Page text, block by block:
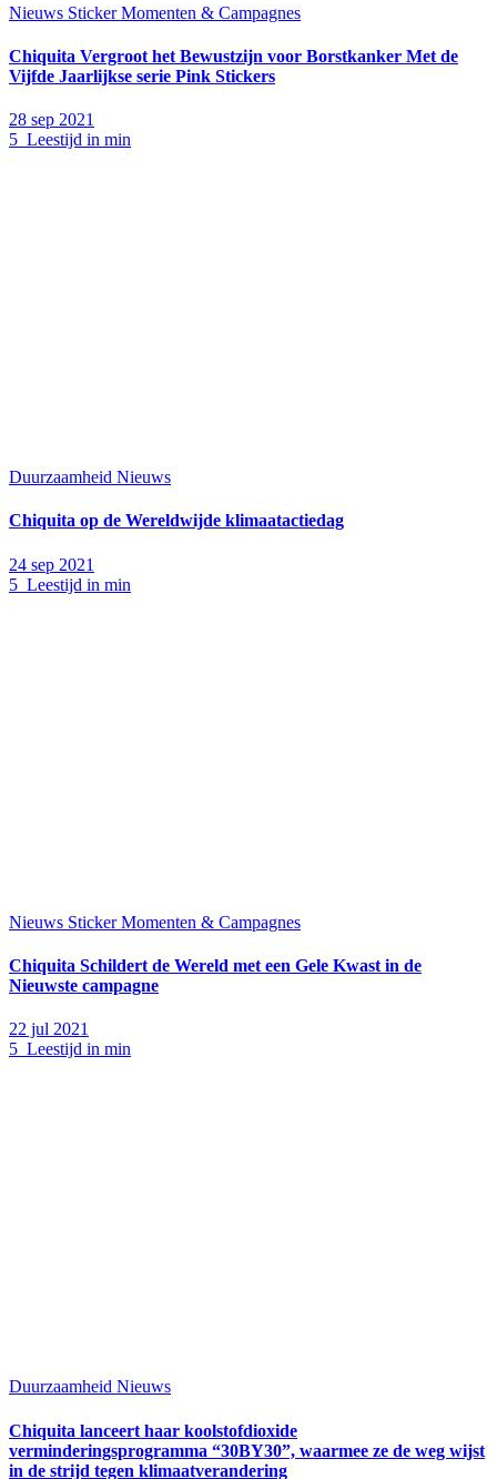
Nieuws Sticker Momenten & Campagnes
Chiquita Vergroot het Bewustzijn voor Borstkanker Met de
Vijfde Jaarlijkse serie Pink Stickers
28 sep 2021
5 Leestijd in min
Duurzaamheid Nieuws
Chiquita op de Wereldwijde klimaatactiedag
24 sep 2021
5 Leestijd in min
Nieuws Sticker Momenten & Campagnes
Chiquita Schildert de Wereld met een Gele Kwast in de
Nieuwste campagne
22 jul 2021
5 Leestijd in min
Duurzaamheid Nieuws
Chiquita lanceert haar koolstofdioxide
verminderingsprogramma “30BY30”, waarmee ze de weg wijst
in de strijd tegen klimaatverandering